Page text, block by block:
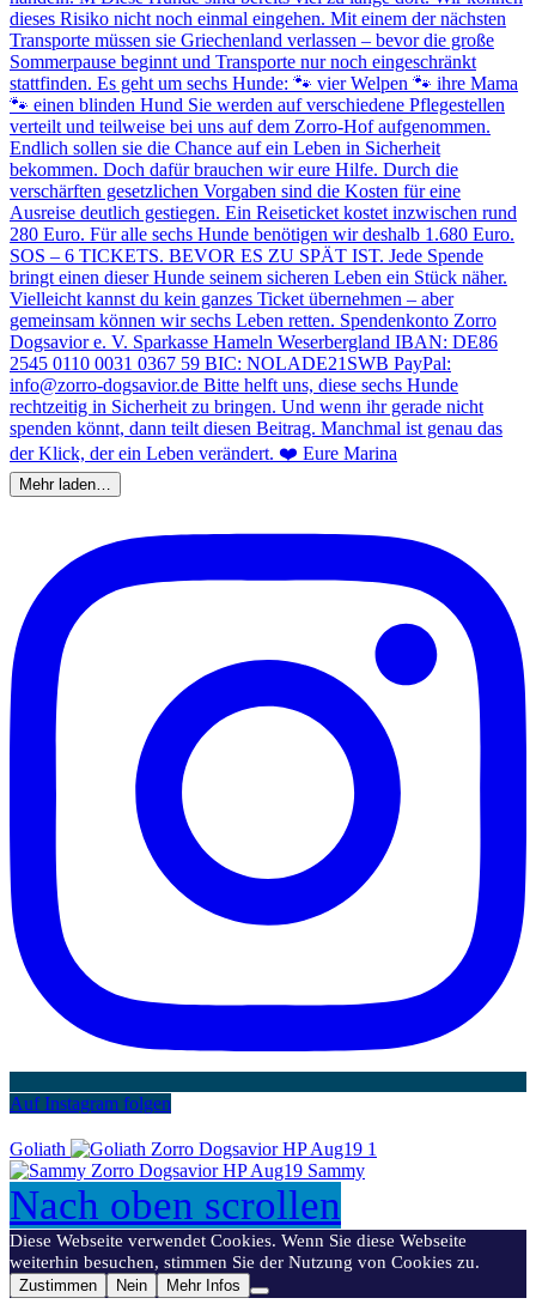
Mehr laden…
Auf Instagram folgen
Goliath
Sammy
Nach oben scrollen
Diese Webseite verwendet Cookies. Wenn Sie diese Webseite
weiterhin besuchen, stimmen Sie der Nutzung von Cookies zu.
Zustimmen Nein Mehr Infos